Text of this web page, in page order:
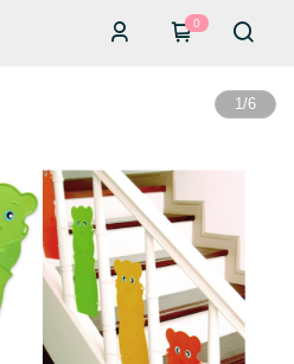
0
1/6